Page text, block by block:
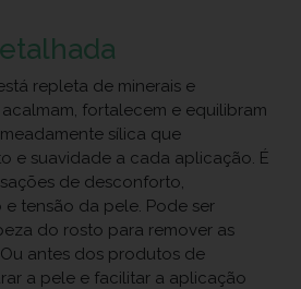
repleta de minerais e
fortalecem e equilibram
sílica que
e suavidade a cada aplicação. É
de desconforto,
tensão da pele. Pode ser
do rosto para remover as
antes dos produtos de
a pele e facilitar a aplicação